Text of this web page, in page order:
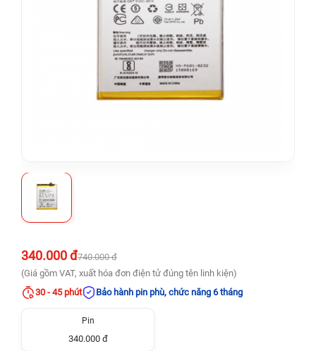
340.000 đ740.000 đ
(Giá gồm VAT, xuất hóa đơn điện tử đúng tên linh kiện)
30 - 45 phút
Bảo hành pin phù, chức năng 6 tháng
Pin
340.000 đ